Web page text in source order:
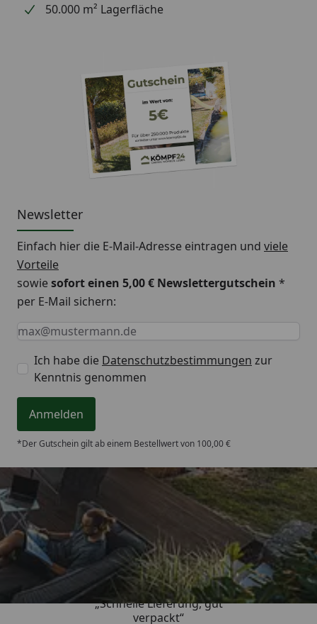
50.000 m² Lagerfläche
Newsletter
Einfach hier die E-Mail-Adresse eintragen und viele
Vorteile
sowiesofort einen 5,00 € Newslettergutschein *
per E-Mail sichern:
Keine Eingabe erforderlich
Eingabe erforderlich
E-Mail *
Ich habe die Datenschutzbestimmungen zur
Kenntnis genommen
Anmelden
*Der Gutschein gilt ab einem Bestellwert von 100,00 €
Trusted Shops
4,65/ 5
„Schnelle Lieferung, gut
verpackt“